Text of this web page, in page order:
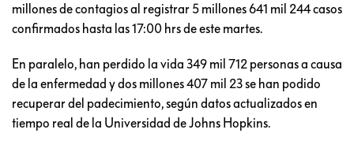
millones de contagios al registrar 5 millones 641 mil 244 casos
confirmados hasta las 17:00 hrs de este martes.
En paralelo, han perdido la vida 349 mil 712 personas a causa
de la enfermedad y dos millones 407 mil 23 se han podido
recuperar del padecimiento, según datos actualizados en
tiempo real de la Universidad de Johns Hopkins.